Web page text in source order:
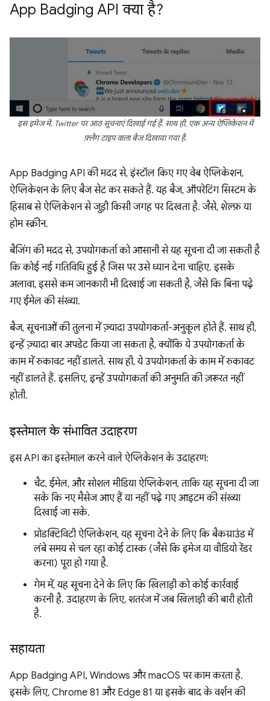
App Badging API क्या है?
इस इमेज में, Twitter पर आठ सूचनाएं दिखाई गई हैं. साथ ही, एक अन्य ऐप्लिकेशन में
फ़्लैग टाइप वाला बैज दिखाया गया है.
App Badging API की मदद से, इंस्टॉल किए गए वेब ऐप्लिकेशन,
ऐप्लिकेशन के लिए बैज सेट कर सकते हैं. यह बैज, ऑपरेटिंग सिस्टम के
हिसाब से ऐप्लिकेशन से जुड़ी किसी जगह पर दिखता है. जैसे, शेल्फ़ या
होम स्क्रीन.
बैजिंग की मदद से, उपयोगकर्ता को आसानी से यह सूचना दी जा सकती है
कि कोई नई गतिविधि हुई है जिस पर उसे ध्यान देना चाहिए. इसके
अलावा, इससे कम जानकारी भी दिखाई जा सकती है, जैसे कि बिना पढ़े
गए ईमेल की संख्या.
बैज, सूचनाओं की तुलना में ज़्यादा उपयोगकर्ता-अनुकूल होते हैं. साथ ही,
इन्हें ज़्यादा बार अपडेट किया जा सकता है, क्योंकि ये उपयोगकर्ता के
काम में रुकावट नहीं डालते. साथ ही, ये उपयोगकर्ता के काम में रुकावट
नहीं डालते हैं. इसलिए, इन्हें उपयोगकर्ता की अनुमति की ज़रूरत नहीं
होती.
इस्तेमाल के संभावित उदाहरण
इस API का इस्तेमाल करने वाले ऐप्लिकेशन के उदाहरण:
चैट, ईमेल, और सोशल मीडिया ऐप्लिकेशन, ताकि यह सूचना दी जा
सके कि नए मैसेज आए हैं या नहीं पढ़े गए आइटम की संख्या
दिखाई जा सके.
प्रोडक्टिविटी ऐप्लिकेशन, यह सूचना देने के लिए कि बैकग्राउंड में
लंबे समय से चल रहा कोई टास्क (जैसे कि इमेज या वीडियो रेंडर
करना) पूरा हो गया है.
गेम में, यह सूचना देने के लिए कि खिलाड़ी को कोई कार्रवाई
करनी है. उदाहरण के लिए, शतरंज में जब खिलाड़ी की बारी होती
है.
सहायता
App Badging API, Windows और macOS पर काम करता है.
इसके लिए, Chrome 81 और Edge 81 या इसके बाद के वर्शन की